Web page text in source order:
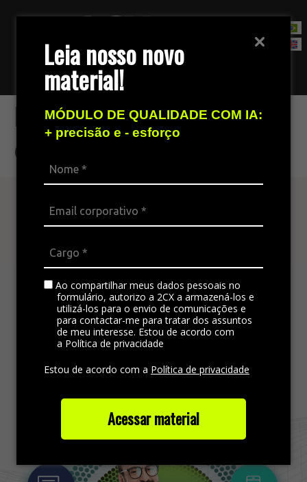
Leia nosso novo
material!
MÓDULO DE QUALIDADE COM IA:
+ precisão e - esforço
Ao compartilhar meus dados pessoais no
formulário, autorizo a 2CX a armazená-los e
utilizá-los para o envio de comunicações e
para contactar-me para tratar dos assuntos
de meu interesse. Estou de acordo com
a Política de privacidade
Estou de acordo com a Política de privacidade
Acessar material
Fale com nossa equipe de vendas
Multiplique o
conhecimento
Atenda seu cliente
em todos os canais
A plataforma omnichannel é ideal para integrar
todos os canais da empresa, padronizando a
comunicação e gerando satisfação no
atendimento.
Saiba mais